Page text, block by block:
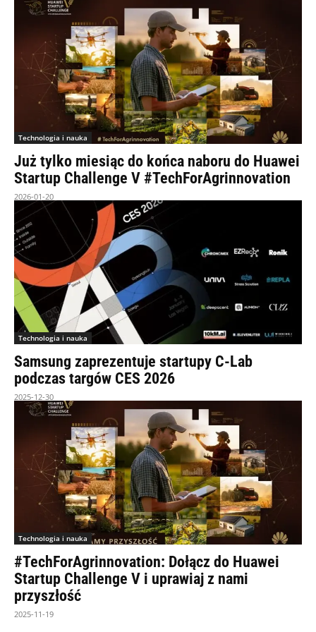
Technologia i nauka
Już tylko miesiąc do końca naboru do Huawei
Startup Challenge V #TechForAgrinnovation
2026-01-20
Technologia i nauka
Samsung zaprezentuje startupy C-Lab
podczas targów CES 2026
2025-12-30
Technologia i nauka
#TechForAgrinnovation: Dołącz do Huawei
Startup Challenge V i uprawiaj z nami
przyszłość
2025-11-19